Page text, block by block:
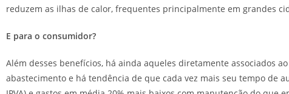
reduzem as ilhas de calor, frequentes principalmente em grandes
E para o consumidor?
Além desses benefícios, há ainda aqueles diretamente associados
abastecimento e há tendência de que cada vez mais seu tempo de